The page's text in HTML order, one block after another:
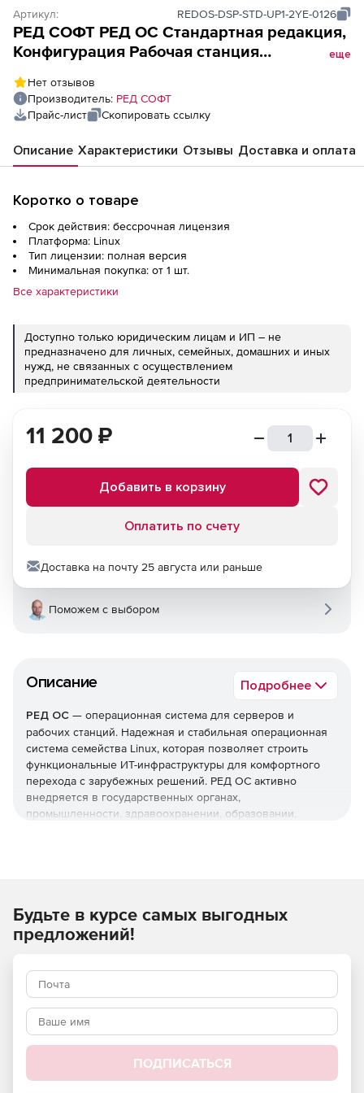
Артикул: REDOS-DSP-STD-UP1-2YE-0126
РЕД СОФТ РЕД ОС Стандартная редакция,
Конфигурация Рабочая станция
срока действия), Конфигурация Рабочая
станция. Включает 2 года гарантии
еще
Нет отзывов
Производитель: РЕД СОФТ
Прайс-лист
Скопировать ссылку
Описание Характеристики Отзывы Доставка и оплата
Коротко о товаре
Срок действия: бессрочная лицензия
Платформа: Linux
Тип лицензии: полная версия
Минимальная покупка: от 1 шт.
Все характеристики
Доступно только юридическим лицам и ИП – не
предназначено для личных, семейных, домашних и иных
нужд, не связанных с осуществлением
предпринимательской деятельности
Описание Подробнее
РЕД ОС — операционная система для серверов и
рабочих станций. Надежная и стабильная операционная
система семейства Linux, которая позволяет строить
функциональные ИТ-инфраструктуры для комфортного
перехода с зарубежных решений. РЕД ОС активно
внедряется в государственных органах,
промышленности, здравоохранении, образовании,
Российская разработка
Включена в реестр российского программного
обеспечения Минцифры России №3751 от 23.07.2017.
исходный код и репозиторий хранятся на территории РФ.
Преимущества
Совместимость
11 200 ₽
Добавить в корзину
Оплатить по счету
Доставка на почту 25 августа или раньше
Поможем с выбором
Будьте в курсе самых выгодных
предложений!
ПОДПИСАТЬСЯ